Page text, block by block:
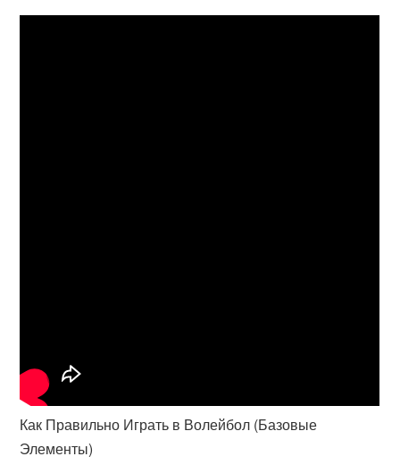
Как Правильно Играть в Волейбол (Базовые
Элементы)